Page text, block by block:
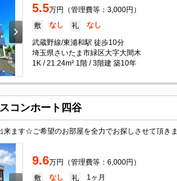
5.5万円（管理費等：3,000円）
敷 なし 礼 なし
武蔵野線/東浦和駅 徒歩10分
埼玉県さいたま市緑区大字大間木
1K / 21.24m² 1階 / 3階建 築10年
コンホート四谷
ます☆ご希望のお部屋を全力でお探しさせて頂き
9.6万円（管理費等：6,000円）
敷 なし 礼 1ヶ月